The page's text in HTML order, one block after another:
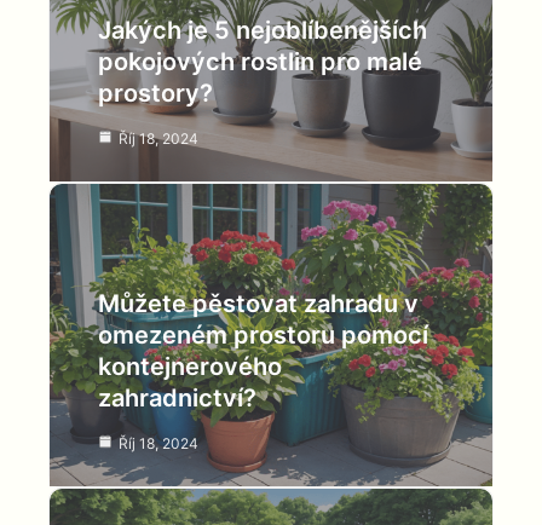
Jakých je 5 nejoblíbenějších
pokojových rostlin pro malé
prostory?
Říj 18, 2024
Můžete pěstovat zahradu v
omezeném prostoru pomocí
kontejnerového
zahradnictví?
Říj 18, 2024